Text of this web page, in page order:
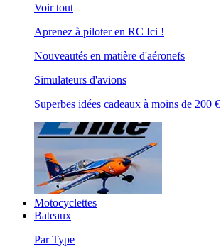
Voir tout
Aprenez à piloter en RC Ici !
Nouveautés en matière d'aéronefs
Simulateurs d'avions
Superbes idées cadeaux à moins de 200 €
Motocyclettes
Bateaux
Par Type